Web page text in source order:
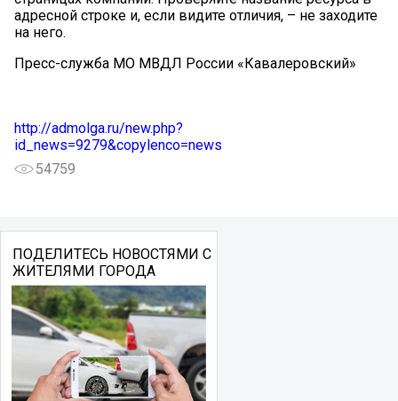
адресной строке и, если видите отличия, – не заходите
на него.
Пресс-служба МО МВДЛ России «Кавалеровский»
http://admolga.ru/new.php?
id_news=9279&copylenco=news
54759
ПОДЕЛИТЕСЬ НОВОСТЯМИ С
ЖИТЕЛЯМИ ГОРОДА